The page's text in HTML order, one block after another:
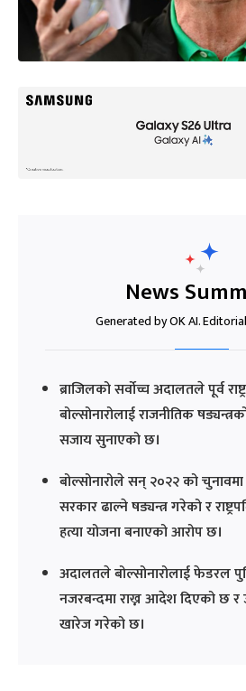
News
Generated by OK AI.
ब्राजिलको सर्वोच्च अदालतले पूर्व
बोल्सोनारोलाई राजनीतिक
सजाय सुनाएको छ।
बोल्सोनारोले सन् २०२२ को
सरकार ढाल्ने षड्यन्त्र गरेको र
हत्या योजना बनाएको आरोप छ।
अदालतले बोल्सोनारोलाई फेडरल
नजरबन्दमा राख्न आदेश दिएको छ
खारेज गरेको छ।